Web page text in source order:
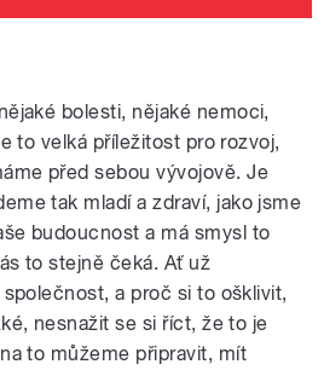
bolesti, nějaké nemoci,
to velká příležitost pro rozvoj,
před sebou vývojově. Je
tak mladí a zdraví, jako jsme
budoucnost a má smysl to
to stejně čeká. Ať už
a proč si to ošklivit,
nesnažit se si říct, že to je
to můžeme připravit, mít